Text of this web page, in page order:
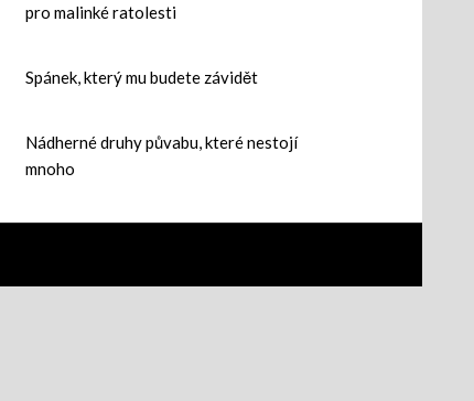
pro malinké ratolesti
Spánek, který mu budete závidět
Nádherné druhy půvabu, které nestojí
mnoho